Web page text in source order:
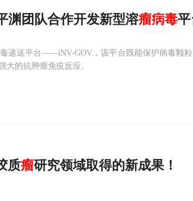
渊团队合作开发新型溶瘤病毒平
递送平台——iNV-GOV，该平台既能保护病毒颗
大的抗肿瘤免疫反应。
质瘤研究领域取得的新成果！